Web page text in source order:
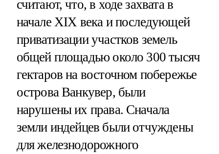
считают, что, в ходе захвата в
начале XIX века и последующей
приватизации участков земель
общей площадью около 300 тысяч
гектаров на восточном побережье
острова Ванкувер, были
нарушены их права. Сначала
земли индейцев были отчуждены
для железнодорожного